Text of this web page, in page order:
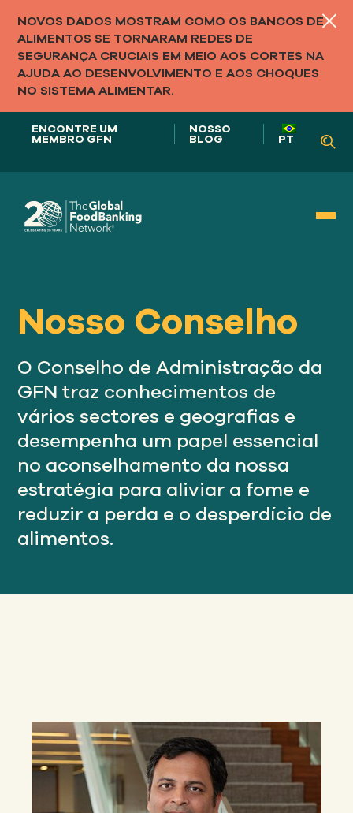
NOVOS DADOS MOSTRAM COMO OS BANCOS DE
ALIMENTOS SE TORNARAM REDES DE
SEGURANÇA CRUCIAIS EM MEIO AOS CORTES NA
AJUDA AO DESENVOLVIMENTO E AOS CHOQUES
NO SISTEMA ALIMENTAR.
ENCONTRE UM
MEMBRO GFN
NOSSO
BLOG PT
ABORDAGEM
Nosso
IMPACTO
Sobre
GFN
NOSSA MISSÃO
Nosso Conselho
O Conselho de Administração da
GFN traz conhecimentos de
vários sectores e geografias e
desempenha um papel essencial
no aconselhamento da nossa
estratégia para aliviar a fome e
reduzir a perda e o desperdício de
alimentos.